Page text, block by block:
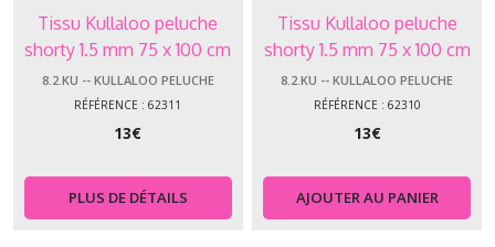
Tissu Kullaloo peluche
shorty 1.5 mm 75 x 100 cm
gris clair 62311
8.2.KU -- KULLALOO PELUCHE
RÉFÉRENCE : 62311
13€
PLUS DE DÉTAILS
Tissu Kullaloo peluche
shorty 1.5 mm 75 x 100 cm
bleu moy 62310
8.2.KU -- KULLALOO PELUCHE
RÉFÉRENCE : 62310
13€
AJOUTER AU PANIER